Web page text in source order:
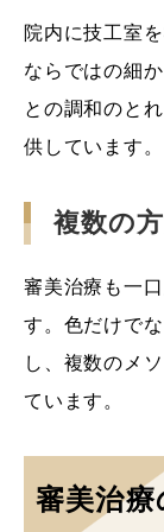
院内に技工室
ならではの細
との調和のと
供しています。
複数の
審美治療も一
す。色だけで
し、複数のメ
ています。
審美治療